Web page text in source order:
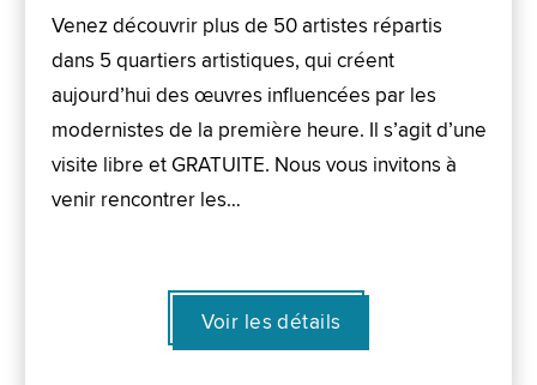
Venez découvrir plus de 50 artistes répartis
dans 5 quartiers artistiques, qui créent
aujourd’hui des œuvres influencées par les
modernistes de la première heure. Il s’agit d’une
visite libre et GRATUITE. Nous vous invitons à
venir rencontrer les…
Voir les détails